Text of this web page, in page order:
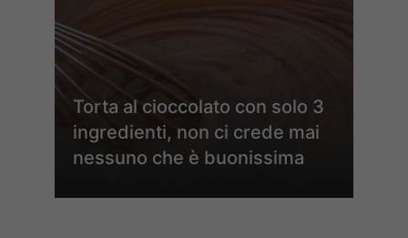
Torta al cioccolato con solo 3
ingredienti, non ci crede mai
nessuno che è buonissima